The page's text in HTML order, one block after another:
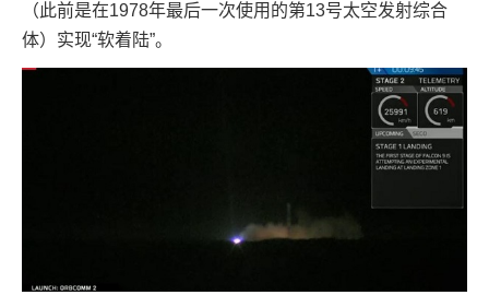
（此前是在1978年最后一次使用的第13号太空发射综合
体）实现“软着陆”。